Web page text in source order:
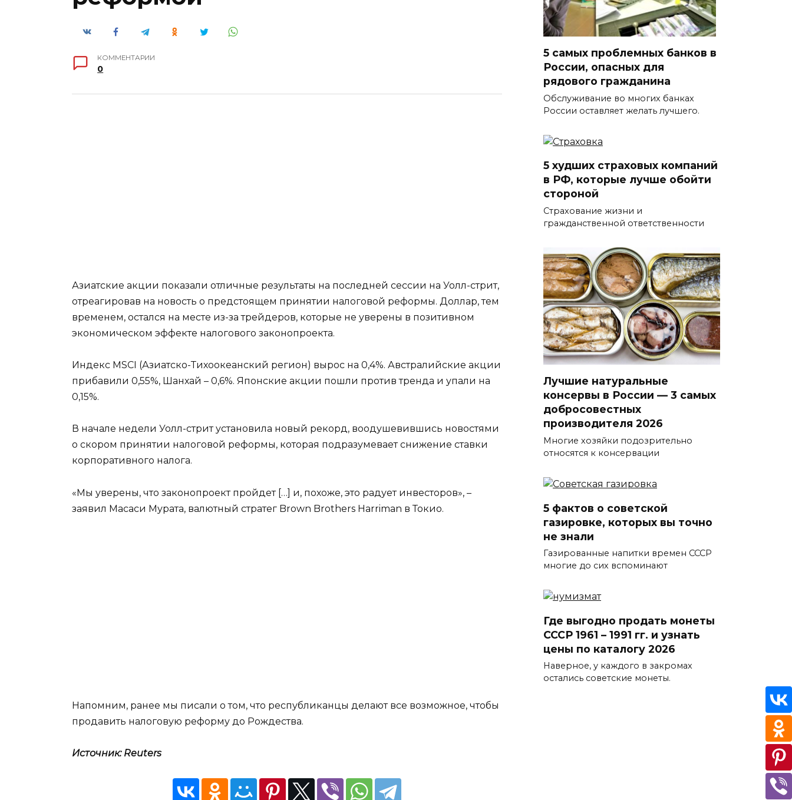
КОММЕНТАРИИ
0
Азиатские акции показали отличные результаты на последней сессии на Уолл-стрит,
отреагировав на новость о предстоящем принятии налоговой реформы. Доллар, тем
временем, остался на месте из-за трейдеров, которые не уверены в позитивном
экономическом эффекте налогового законопроекта.
Индекс MSCI (Азиатско-Тихоокеанский регион) вырос на 0,4%. Австралийские акции
прибавили 0,55%, Шанхай – 0,6%. Японские акции пошли против тренда и упали на
0,15%.
В начале недели Уолл-стрит установила новый рекорд, воодушевившись новостями
о скором принятии налоговой реформы, которая подразумевает снижение ставки
корпоративного налога.
«Мы уверены, что законопроект пройдет […] и, похоже, это радует инвесторов», –
заявил Масаси Мурата, валютный стратег Brown Brothers Harriman в Токио.
Напомним, ранее мы писали о том, что республиканцы делают все возможное, чтобы
продавить налоговую реформу до Рождества.
Источник: Reuters
5 самых проблемных банков в
России, опасных для
рядового гражданина
Обслуживание во многих банках
России оставляет желать лучшего.
5 худших страховых компаний
в РФ, которые лучше обойти
стороной
Страхование жизни и
гражданственной ответственности
Лучшие натуральные
консервы в России — 3 самых
добросовестных
производителя 2026
Многие хозяйки подозрительно
относятся к консервации
5 фактов о советской
газировке, которых вы точно
не знали
Газированные напитки времен СССР
многие до сих вспоминают
Где выгодно продать монеты
СССР 1961 – 1991 гг. и узнать
цены по каталогу 2026
Наверное, у каждого в закромах
остались советские монеты.